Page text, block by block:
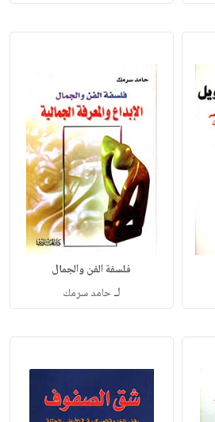
فلسفة الفن والجمال
لـحامد سرمك